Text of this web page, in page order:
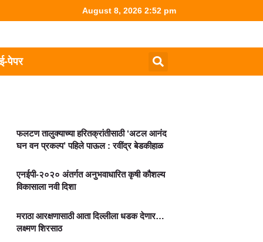
August 8, 2026 2:52 pm
पेपर
फलटण तालुक्याच्या हरितक्रांतीसाठी ‘अटल आनंद
घन वन प्रकल्प’ पहिले पाऊल : रवींद्र बेडकीहाळ
एनईपी-२०२० अंतर्गत अनुभवाधारित कृषी कौशल्य
विकासाला नवी दिशा
मराठा आरक्षणासाठी आता दिल्लीला धडक देणार…
लक्ष्मण शिरसाठ